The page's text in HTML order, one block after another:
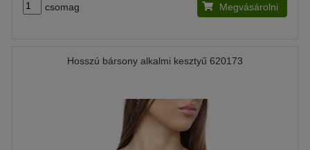
csomag Megvásárolni
Hosszú bársony alkalmi kesztyű 620173